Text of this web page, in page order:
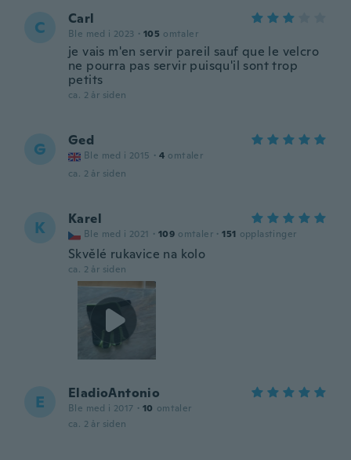
C Carl
Ble med i 2023 · 105 omtaler
je vais m'en servir pareil sauf que le velcro
ne pourra pas servir puisqu'il sont trop
petits
ca. 2 år siden
G Ged
Ble med i 2015 · 4 omtaler
ca. 2 år siden
K Karel
Ble med i 2021 · 109 omtaler · 151 opplastinger
Skvělé rukavice na kolo
ca. 2 år siden
E EladioAntonio
Ble med i 2017 · 10 omtaler
ca. 2 år siden